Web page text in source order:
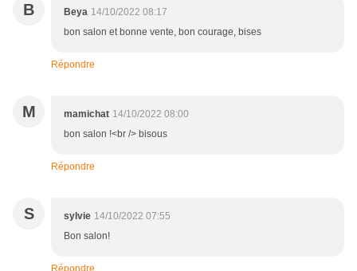
B Beya 14/10/2022 08:17
bon salon et bonne vente, bon courage, bises
Répondre
M mamichat 14/10/2022 08:00
bon salon !<br /> bisous
Répondre
S sylvie 14/10/2022 07:55
Bon salon!
Répondre